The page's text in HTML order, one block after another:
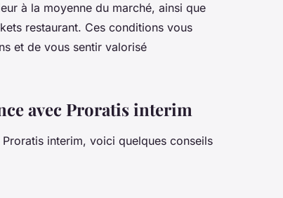
à la moyenne du marché, ainsi que
restaurant. Ces conditions vous
et de vous sentir valorisé
avec Proratis interim
interim, voici quelques conseils